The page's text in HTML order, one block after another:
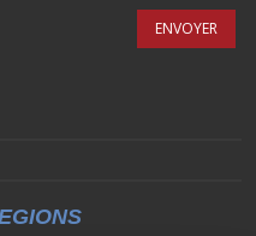
ENVOYER